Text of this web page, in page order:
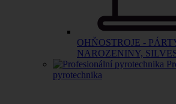
OHŇOSTROJE -
NAROZENINY,
pyrotechnika